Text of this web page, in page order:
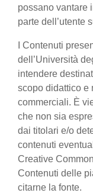
possano vantare
parte dell’utente
I Contenuti
dell’Università
intendere
scopo didattico e
commerciali. È
che non sia
dai titolari e/o
contenuti
Creative
Contenuti delle
citarne la fonte.